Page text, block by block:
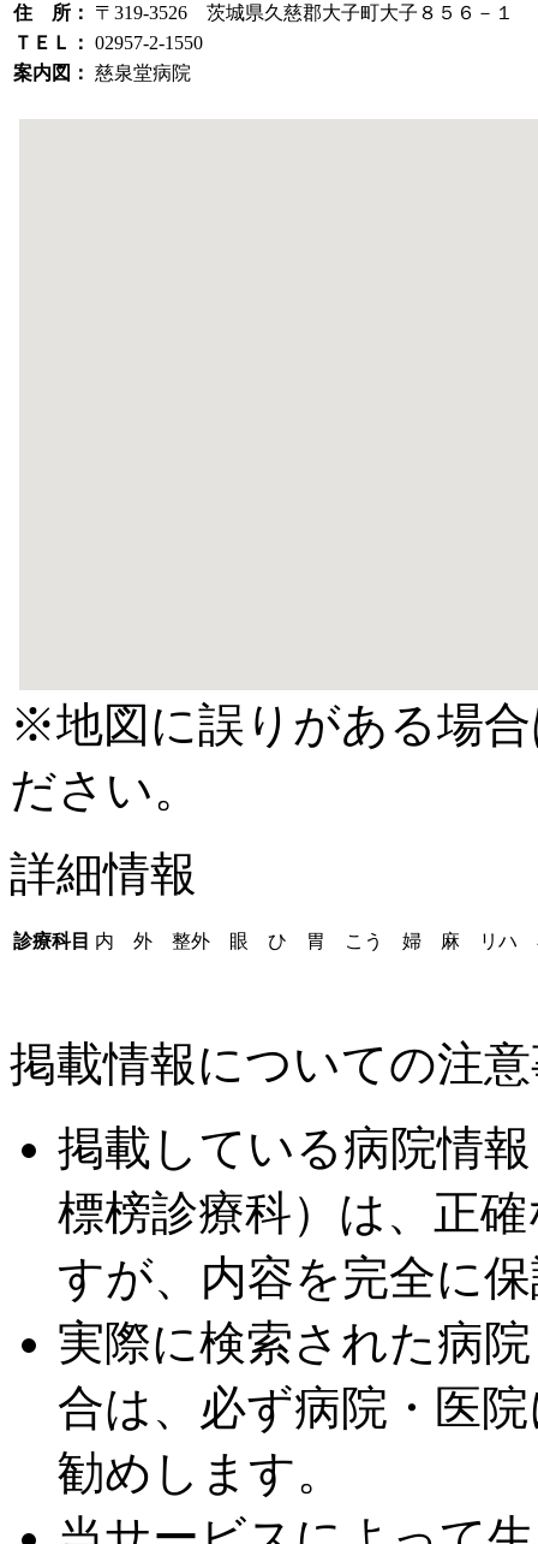
住 所：
〒319-3526 茨城県久慈郡大子町大子８５６－１
ＴＥＬ： 02957-2-1550
案内図： 慈泉堂病院
※地図に誤りがある場
ださい。
詳細情報
診療科目 内 外 整外 眼 ひ 胃 こう 婦 麻 リハ
掲載情報についての注
掲載している病院情
標榜診療科）は、正
すが、内容を完全に
実際に検索された病
合は、必ず病院・医
勧めします。